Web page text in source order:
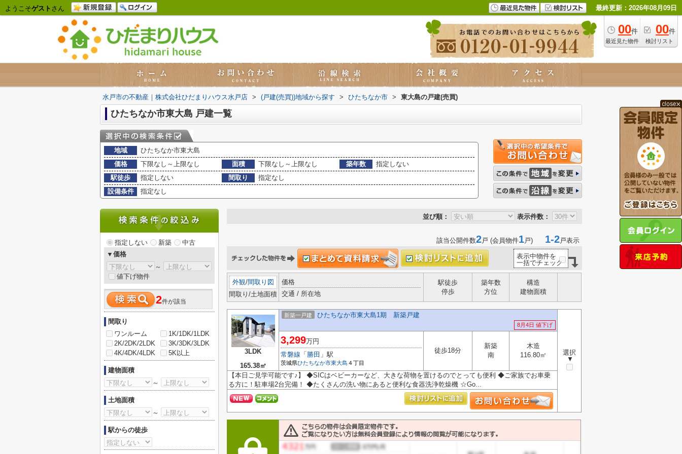
ようこそゲスト さん 最終更新：2026年08月09日
00件
最近見た物件
00件
検討リスト
水戸市の不動産｜株式会社ひだまりハウス水戸店 > (戸建(売買))地域から探す > ひたちなか市 > 東大島の戸建(売買)
ひたちなか市東大島 戸建一覧
地域
ひたちなか市東大島
価格
下限なし～上限なし 面積 下限なし～上限なし 築年数
指定しない
駅徒歩
指定しない 間取り
指定なし
設備条件
指定なし
並び順： 表示件数：
該当公開件数2戸 (会員物件1戸) 1-2戸表示
表示中物件を
一括でチェック
外観/間取り図
間取り/土地面積
価格
交通 / 所在地
駅徒歩
停歩
築年数
方位
構造
建物面積
3LDK
165.38㎡
新築一戸建 ひたちなか市東大島1期 新築戸建
8月4日 値下げ
選択
▼
3,299万円
常磐線 「 勝田 」駅
茨城県ひたちなか市東大島 ４丁目
徒歩18分
新築
南
木造
116.80㎡
【本日ご見学可能です♪】 ◆SICはベビーカーなど、大きな荷物を置けるのでとっても便利 ◆ご家族でお車乗
る方に！駐車場2台完備！ ◆たくさんの洗い物にあると便利な食器洗浄乾燥機 ☆Go...
指定しない 新築
中古
▼価格
～
値下げ物件
2件が該当
間取り
ワンルーム
1K/1DK/1LDK
2K/2DK/2LDK
3K/3DK/3LDK
4K/4DK/4LDK
5K以上
建物面積
～
土地面積
～
駅からの徒歩